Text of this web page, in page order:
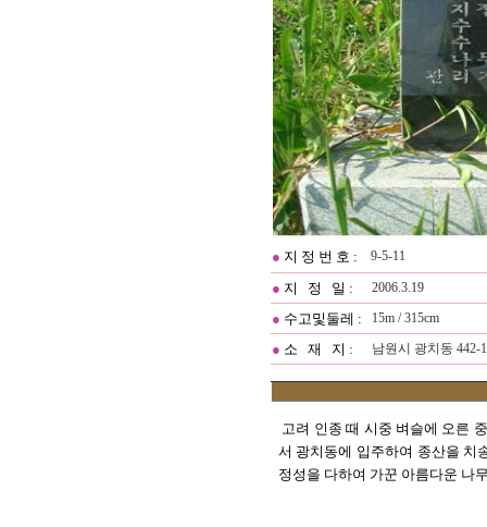
● 지 정 번 호 : 9-5-11
● 지 정 일 : 2006.3.19
● 수고및둘레 : 15m / 315cm
● 소 재 지 : 남원시 광치동 442-1
고려 인종 때 시중 벼슬에 오른
서 광치동에 입주하여 종산을 치
정성을 다하여 가꾼 아름다운 나